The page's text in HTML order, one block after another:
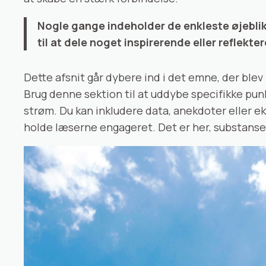
Nogle gange indeholder de enkleste
til at dele noget inspirerende eller
Dette afsnit går dybere ind i det emne, der
Brug denne sektion til at uddybe specifikke
strøm. Du kan inkludere data, anekdoter eller
holde læserne engageret. Det er her,